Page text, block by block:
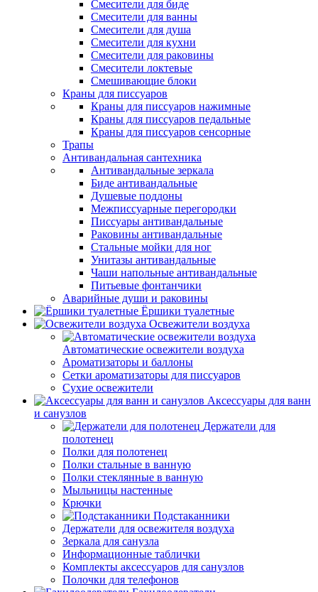
Смесители для биде
Смесители для ванны
Смесители для душа
Смесители для кухни
Смесители для раковины
Смесители локтевые
Смешивающие блоки
Краны для писсуаров
Краны для писсуаров нажимные
Краны для писсуаров педальные
Краны для писсуаров сенсорные
Трапы
Антивандальная сантехника
Антивандальные зеркала
Биде антивандальные
Душевые поддоны
Межписсуарные перегородки
Писсуары антивандальные
Раковины антивандальные
Стальные мойки для ног
Унитазы антивандальные
Чаши напольные антивандальные
Питьевые фонтанчики
Аварийные души и раковины
Ёршики туалетные
Освежители воздуха
Автоматические освежители воздуха
Ароматизаторы и баллоны
Сетки ароматизаторы для писсуаров
Сухие освежители
Аксессуары для ванн
и санузлов
Держатели для
полотенец
Полки для полотенец
Полки стальные в ванную
Полки стеклянные в ванную
Мыльницы настенные
Крючки
Подстаканники
Держатели для освежителя воздуха
Зеркала для санузла
Информационные таблички
Комплекты аксессуаров для санузлов
Полочки для телефонов